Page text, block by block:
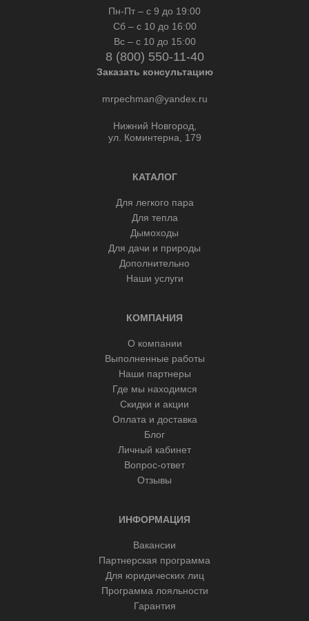
Пн-Пт – с 9 до 19:00
Сб – с 10 до 16:00
Вс – с 10 до 15:00
8 (800) 550-11-40
Заказать консультацию
mrpechman@yandex.ru
Нижний Новгород,
ул. Коминтерна, 179
КАТАЛОГ
Для легкого пара
Для тепла
Дымоходы
Для дачи и природы
Дополнительно
Наши услуги
КОМПАНИЯ
О компании
Выполненные работы
Наши партнеры
Где мы находимся
Скидки и акции
Оплата и доставка
Блог
Личный кабинет
Вопрос-ответ
Отзывы
ИНФОРМАЦИЯ
Вакансии
Партнерская программа
Для юридических лиц
Программа лояльности
Гарантия